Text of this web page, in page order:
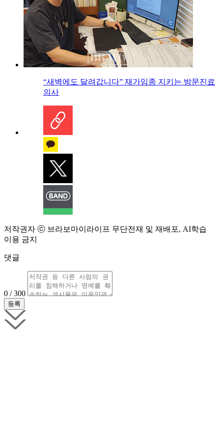
“새벽에도 달려갑니다” 재가임종 지키는 방문진료
의사
저작권자 ⓒ 브라보마이라이프 무단전재 및 재배포, AI학습
이용 금지
댓글
0 / 300